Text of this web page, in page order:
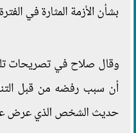
بشأن الأزمة المثارة في
وقال صلاح في تصريحات
أن سبب رفضه من قبل
حديث الشخص الذي عرض